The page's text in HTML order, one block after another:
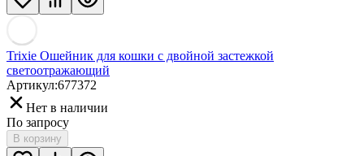
Trixie Ошейник для кошки с двойной застежкой
светоотражающий
Артикул:677372
Нет в наличии
По запросу
В корзину